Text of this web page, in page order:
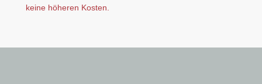
keine höheren Kosten.